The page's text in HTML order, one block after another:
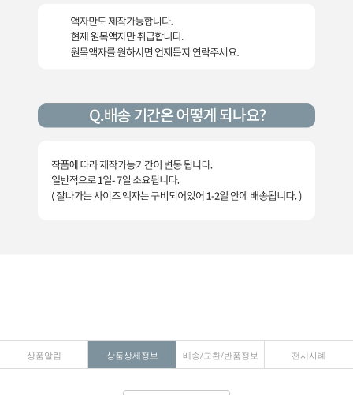
상품알림 상품상세정보 배송/교환/반품정보 전시사례